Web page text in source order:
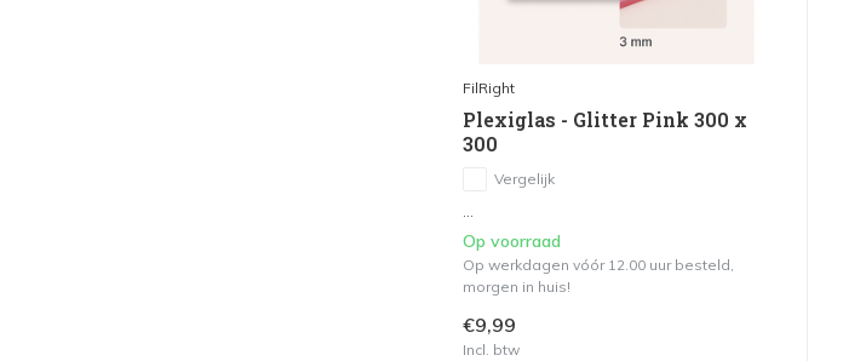
FilRight
Plexiglas - Glitter Pink 300 x
300
Vergelijk
Op voorraad
Op werkdagen vóór 12.00 uur besteld,
morgen in huis!
€9,99
Incl. btw